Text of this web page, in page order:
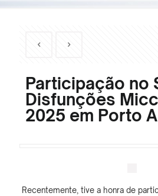
Participação no
Disfunções
2025 em Porto
Recentemente, tive a honra de